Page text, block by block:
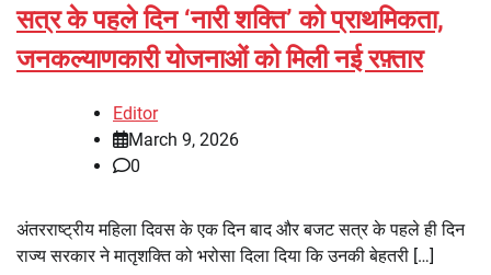
सत्र के पहले दिन ‘नारी शक्ति’ को प्राथमिकता,
जनकल्याणकारी योजनाओं को मिली नई रफ़्तार
Editor
March 9, 2026
0
अंतरराष्ट्रीय महिला दिवस के एक दिन बाद और बजट सत्र के पहले ही दिन
राज्य सरकार ने मातृशक्ति को भरोसा दिला दिया कि उनकी बेहतरी […]